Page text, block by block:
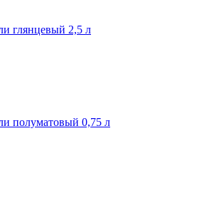
глянцевый 2,5 л
полуматовый 0,75 л